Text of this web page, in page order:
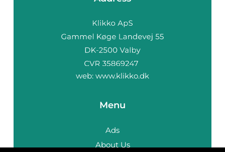
web: www.klikko.dk
Menu
Ads
About Us